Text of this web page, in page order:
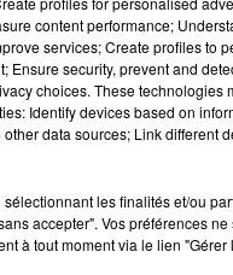
l'approche géo-
texture, consistance,
gourmets dès le début
perceptions tactiles
du toucher de bouche.
ouvrages en sciences
« la dégustation géo-
vin. Cette dégustation
content performance;
services; Create profiles to
security, prevent and
choices. These technologies
Identify devices based on
data sources; Link different
les finalités et/ou
accepter". Vos préférences
à tout moment via le lien